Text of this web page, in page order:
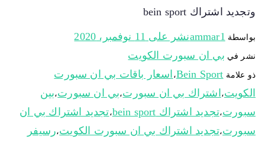
وتجديد اشتراك bein sport
بواسطة ammar1نشر على 11 نوفمبر، 2020
نشر في بي ان سبورت الكويت
ذو علامة Bein Sport، اسعار باقات بي ان سبورت
الكويت، اشتراك بي ان سبورت،بي ان سبورت،بين
سبورت،تجديد اشتراك bein sport ،تجديد اشتراك بي ان
سبورت،تجديد اشتراك بي ان سبورت الكويت،رسيفر